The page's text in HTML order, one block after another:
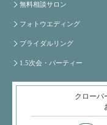
無料相談サロン
フォトウエディング
ブライダルリング
1.5次会・パーティー
クローバ